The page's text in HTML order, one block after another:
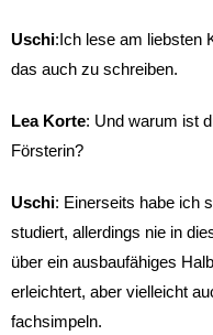
Uschi:Ich lese am liebsten
das auch zu schreiben.
Lea Korte: Und warum ist
Försterin?
Uschi: Einerseits habe ich
studiert, allerdings nie in
über ein ausbaufähiges
erleichtert, aber vielleicht
fachsimpeln.